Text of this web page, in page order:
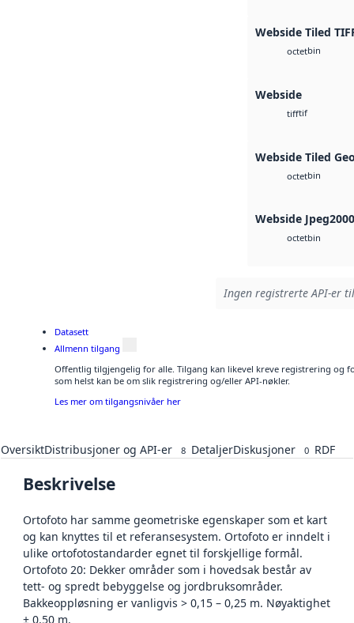
Webside Tiled
octetbin
Webside
tifftif
Webside Tiled
octetbin
Webside Jpeg2000
octetbin
Ingen registrerte API-er
Datasett
Allmenn tilgang
Offentlig tilgjengelig for alle. Tilgang kan likevel kreve registrering og
som helst kan be om slik registrering og/eller API-nøkler.
Les mer om tilgangsnivåer her
OversiktDistribusjoner og API-er 8 DetaljerDiskusjoner 0 RDF
Beskrivelse
Ortofoto har samme geometriske egenskaper som et kart
og kan knyttes til et referansesystem. Ortofoto er inndelt i
ulike ortofotostandarder egnet til forskjellige formål.
Ortofoto 20: Dekker områder som i hovedsak består av
tett- og spredt bebyggelse og jordbruksområder.
Bakkeoppløsning er vanligvis > 0,15 – 0,25 m. Nøyaktighet
± 0.50 m.